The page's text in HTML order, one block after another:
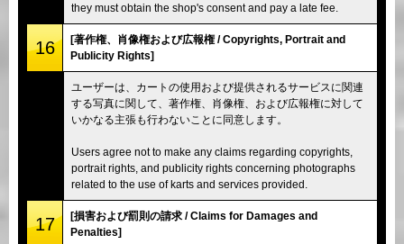
they must obtain the shop's consent and pay a late fee.
16
[著作権、肖像権および広報権 / Copyrights, Portrait and
Publicity Rights]
ユーザーは、カートの使用および提供されるサービスに関連
する写真に関して、著作権、肖像権、および広報権に対して
いかなる主張も行わないことに同意します。
Users agree not to make any claims regarding copyrights,
portrait rights, and publicity rights concerning photographs
related to the use of karts and services provided.
17
[損害および罰則の請求 / Claims for Damages and
Penalties]